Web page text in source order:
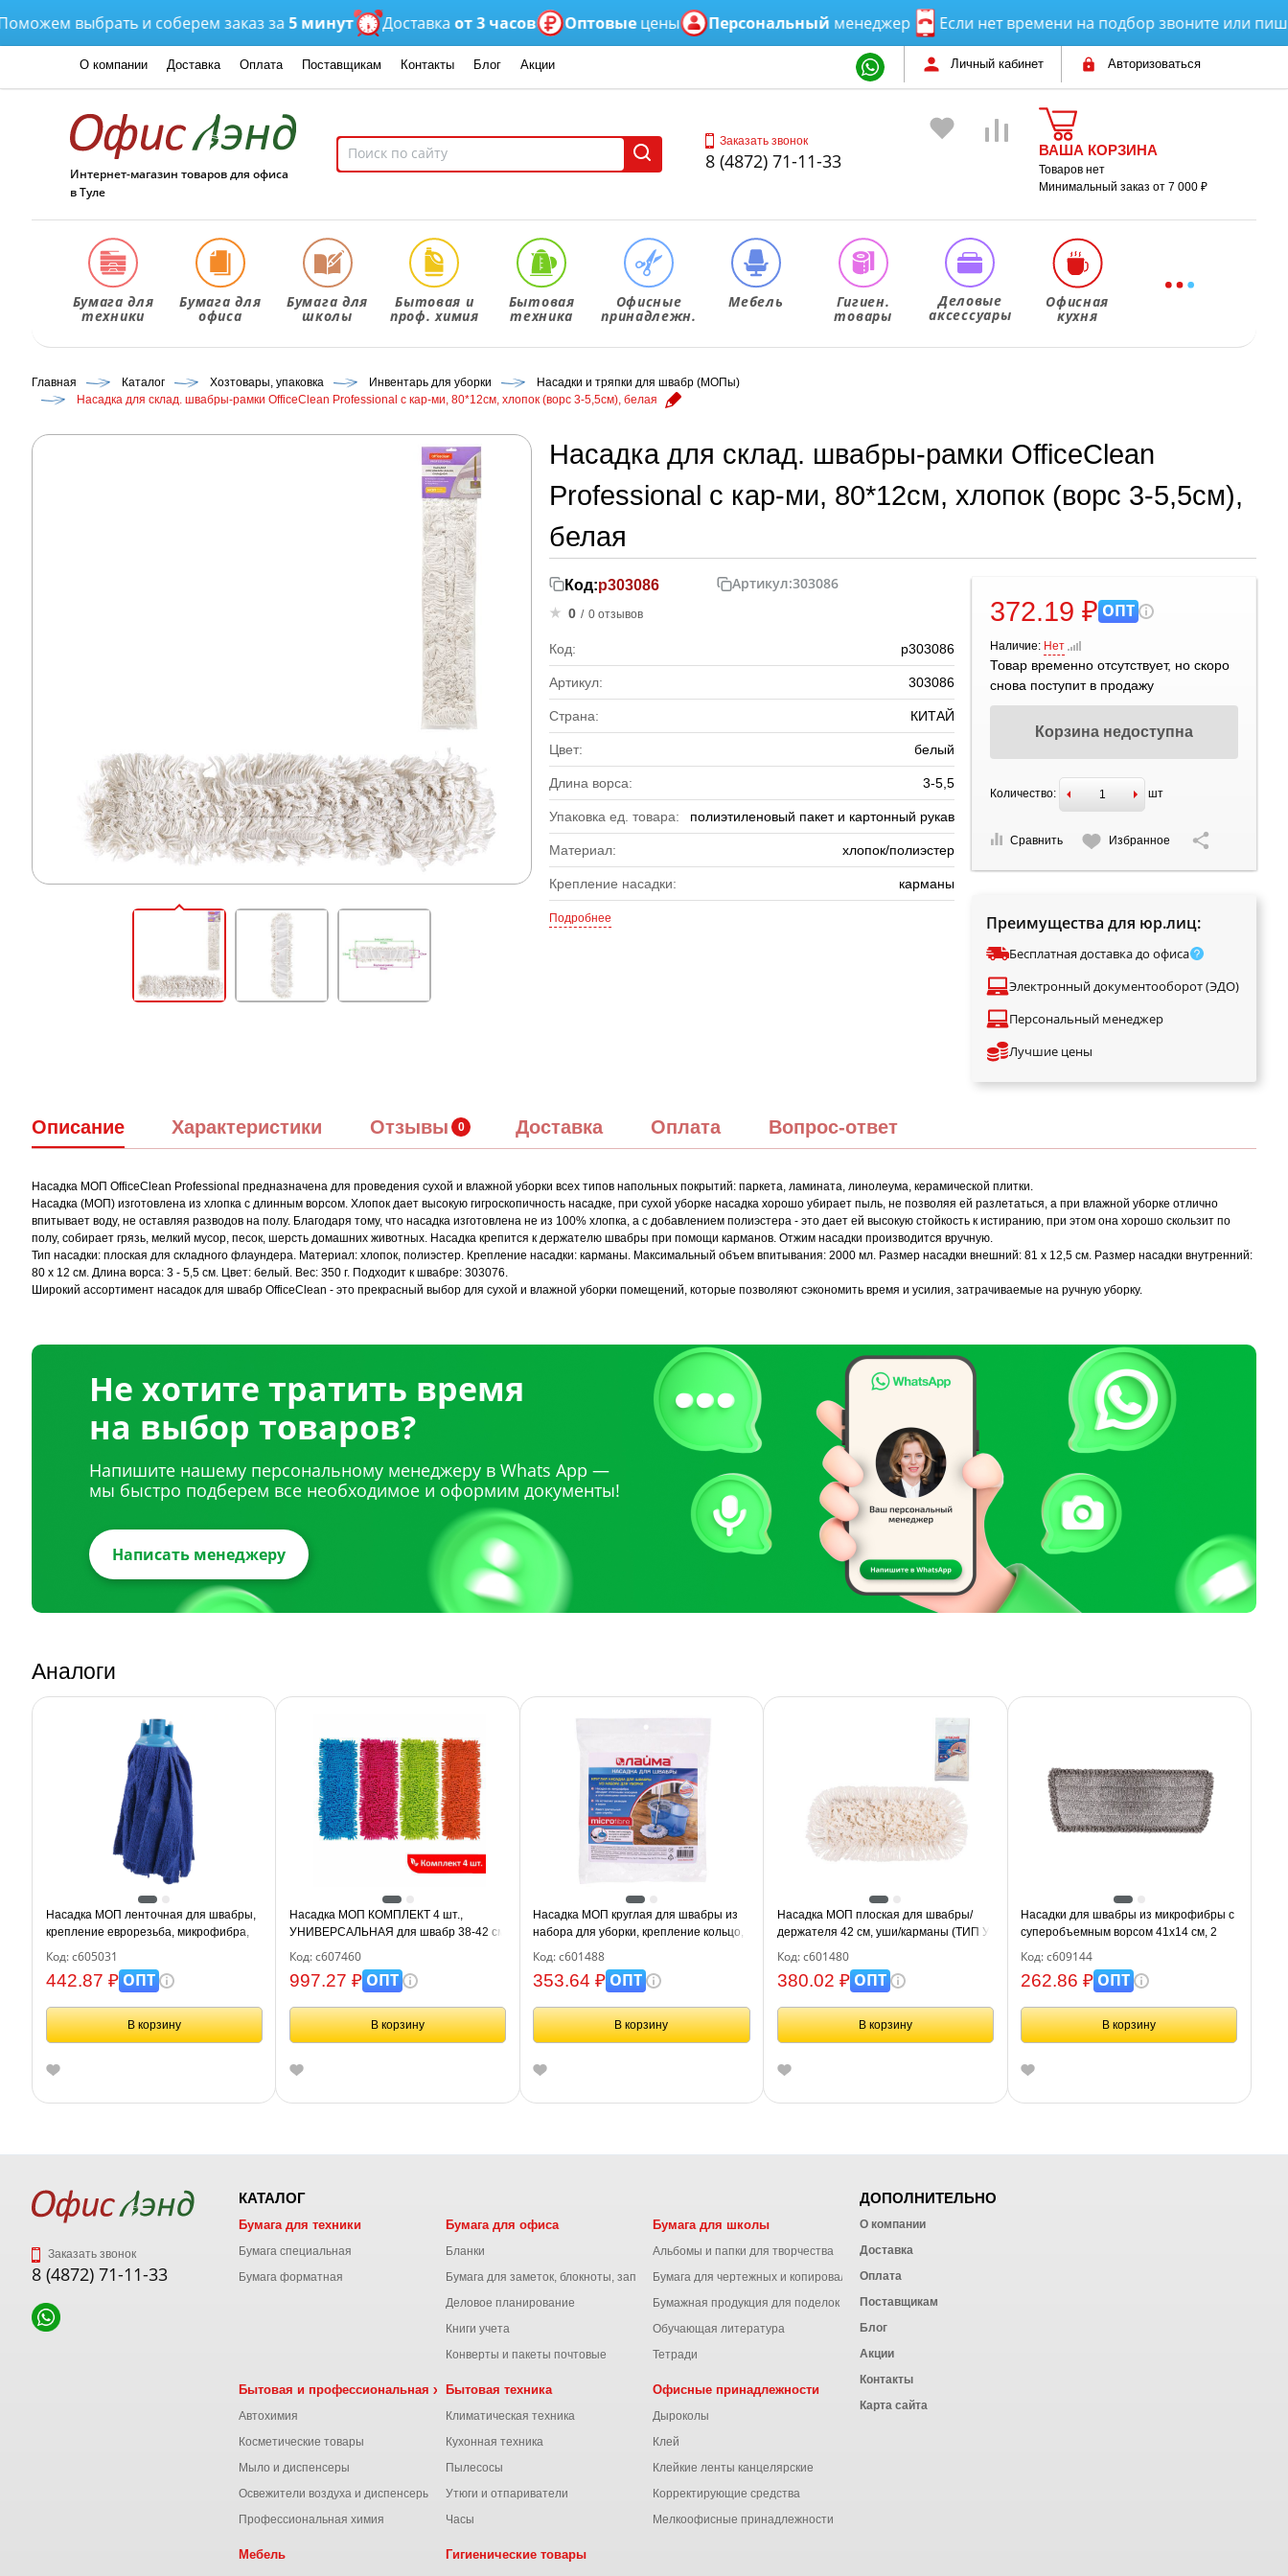
выбрать и соберем заказ за5 минут Доставкаот 3 часов Оптовыецены Персональныйменеджер Если нет времени на подбор звоните или пишите!
Личный кабинет Авторизоваться
О компании Доставка Оплата Поставщикам Контакты Блог Акции
Интернет-магазин товаров для офиса
в Туле
Заказать звонок
8 (4872) 71-11-33 ВАША КОРЗИНА
Товаров нет
Минимальный заказ от 7 000 ₽
Бумага для
техники
Бумага для
офиса
Бумага для
школы
Бытовая и
проф. химия
Бытовая
техника
Офисные
принадлежн.
Мебель Гигиен.
товары
Деловые
аксессуары
Офисная
кухня
Главная Каталог Хозтовары, упаковка Инвентарь для уборки
Насадки и тряпки для швабр (МОПы)
Насадка для склад. швабры-рамки OfficeClean Professional с кар-ми, 80*12см, хлопок (ворс 3-5,5см), белая
Насадка для склад. швабры-рамки OfficeClean
Professional с кар-ми, 80*12см, хлопок (ворс 3-5,5см),
белая
Код:р303086 Артикул:303086
0 / 0 отзывов
Код: р303086
Артикул: 303086
Страна: КИТАЙ
Цвет: белый
Длина ворса: 3-5,5
Упаковка ед. товара: полиэтиленовый пакет и картонный рукав
Материал: хлопок/полиэстер
Крепление насадки: карманы
Подробнее
372.19 ₽ ОПТ
Наличие: Нет
Товар временно отсутствует, но скоро
снова поступит в продажу
Корзина недоступна
Количество: шт
Сравнить Избранное
Преимущества для юр.лиц:
Бесплатная доставка до офиса
Электронный документооборот (ЭДО)
Персональный менеджер
Лучшие цены
Описание Характеристики Отзывы Доставка Оплата Вопрос-ответ
Насадка МОП OfficeClean Professional предназначена для проведения сухой и влажной уборки всех типов напольных покрытий: паркета, ламината, линолеума, керамической плитки.
Насадка (МОП) изготовлена из хлопка с длинным ворсом. Хлопок дает высокую гигроскопичность насадке, при сухой уборке насадка хорошо убирает пыль, не позволяя ей разлетаться, а при влажной уборке отлично
впитывает воду, не оставляя разводов на полу. Благодаря тому, что насадка изготовлена не из 100% хлопка, а с добавлением полиэстера - это дает ей высокую стойкость к истиранию, при этом она хорошо скользит по
полу, собирает грязь, мелкий мусор, песок, шерсть домашних животных. Насадка крепится к держателю швабры при помощи карманов. Отжим насадки производится вручную.
Тип насадки: плоская для складного флаундера. Материал: хлопок, полиэстер. Крепление насадки: карманы. Максимальный объем впитывания: 2000 мл. Размер насадки внешний: 81 х 12,5 см. Размер насадки внутренний:
80 х 12 см. Длина ворса: 3 - 5,5 см. Цвет: белый. Вес: 350 г. Подходит к швабре: 303076.
Широкий ассортимент насадок для швабр OfficeClean - это прекрасный выбор для сухой и влажной уборки помещений, которые позволяют сэкономить время и усилия, затрачиваемые на ручную уборку.
Не хотите тратить время
на выбор товаров?
Напишите нашему персональному менеджеру в Whats App —
мы быстро подберем все необходимое и оформим документы!
Написать менеджеру
Аналоги
Насадка МОП ленточная для швабры,
крепление еврорезьба, микрофибра,
длина 30 см, 170 г, LAIMA, 605031
Код: с605031
442.87 ₽ОПТ
В корзину
Насадка МОП КОМПЛЕКТ 4 шт.,
УНИВЕРСАЛЬНАЯ для швабр 38-42 см
(ТИП К), микрофибра букли/синель,
LAIMA, 607460
Код: с607460
997.27 ₽ОПТ
В корзину
Насадка МОП круглая для швабры из
набора для уборки, крепление кольцо,
микрофибра, d-16 см, LAIMA, 601488
Код: с601488
353.64 ₽ОПТ
В корзину
Насадка МОП плоская для швабры/
держателя 42 см, уши/карманы (ТИП У/
К), хлопок 4,5 см, упаковка, LAIMA,
601480
Код: с601480
380.02 ₽ОПТ
В корзину
Насадки для швабры из микрофибры с
суперобъемным ворсом 41x14 см, 2
шт., LAIMA, 609144
Код: с609144
262.86 ₽ОПТ
В корзину
Заказать звонок
8 (4872) 71-11-33
КАТАЛОГ
Бумага для техники
Бумага специальная
Бумага форматная
Бумага для офиса
Бланки
Бумага для заметок, блокноты, записные книжки
Деловое планирование
Книги учета
Конверты и пакеты почтовые
Бумага для школы
Альбомы и папки для творчества
Бумага для чертежных и копировальных работ
Бумажная продукция для поделок
Обучающая литература
Тетради
Бытовая и профессиональная химия
Автохимия
Косметические товары
Мыло и диспенсеры
Освежители воздуха и диспенсеры
Профессиональная химия
Бытовая техника
Климатическая техника
Кухонная техника
Пылесосы
Утюги и отпариватели
Часы
Офисные принадлежности
Дыроколы
Клей
Клейкие ленты канцелярские
Корректирующие средства
Мелкоофисные принадлежности
Мебель Гигиенические товары
ДОПОЛНИТЕЛЬНО
О компании
Доставка
Оплата
Поставщикам
Блог
Акции
Контакты
Карта сайта